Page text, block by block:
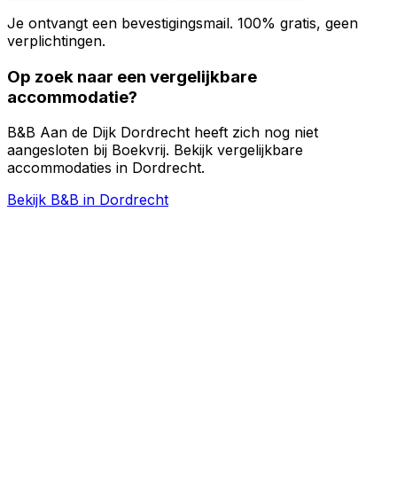
Je ontvangt een bevestigingsmail. 100% gratis, geen
verplichtingen.
Op zoek naar een vergelijkbare
accommodatie?
B&B Aan de Dijk Dordrecht heeft zich nog niet
aangesloten bij Boekvrij. Bekijk vergelijkbare
accommodaties in Dordrecht.
Bekijk B&B in Dordrecht